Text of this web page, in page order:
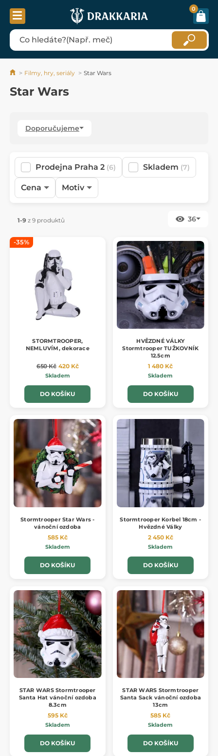
0
Filmy, hry, seriály Star Wars
Star Wars
Doporučujeme
Prodejna Praha 2 (6) Skladem (7)
Cena Motiv
1-9 z 9 produktů 36
-35%
STORMTROOPER,
NEMLUVÍM, dekorace
650 Kč 420 Kč
Skladem
DO KOŠÍKU
HVĚZDNÉ VÁLKY
Stormtrooper TUŽKOVNÍK
12.5cm
1 480 Kč
Skladem
DO KOŠÍKU
Stormtrooper Star Wars -
vánoční ozdoba
585 Kč
Skladem
DO KOŠÍKU
Stormtrooper Korbel 18cm -
Hvězdné Války
2 450 Kč
Skladem
DO KOŠÍKU
STAR WARS Stormtrooper
Santa Hat vánoční ozdoba
8.3cm
595 Kč
Skladem
DO KOŠÍKU
STAR WARS Stormtrooper
Santa Sack vánoční ozdoba
13cm
585 Kč
Skladem
DO KOŠÍKU